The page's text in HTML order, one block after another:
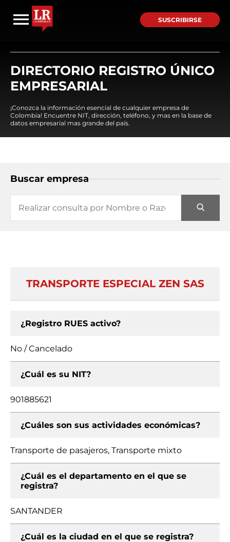
SUSCRIBIRSE
DIRECTORIO REGISTRO ÚNICO
EMPRESARIAL
¡Conozca la información esencial de cualquier empresa de
Colombia! Encuentre NIT, dirección, teléfono, y mas en la base de
datos empresarial mas grande del país.
Buscar empresa
TRANSPORTE ESPECIAL ZEN SAS
¿Registro RUES activo?
No / Cancelado
¿Cuál es su NIT?
901885621
¿Cuáles son sus actividades económicas?
Transporte de pasajeros, Transporte mixto
¿Cuál es el departamento en el que se
registra?
SANTANDER
¿Cuál es la ciudad en el que se registra?